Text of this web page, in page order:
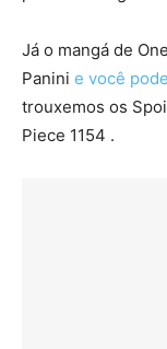
Já o mangá de
Panini e você
trouxemos os
Piece 1154 .